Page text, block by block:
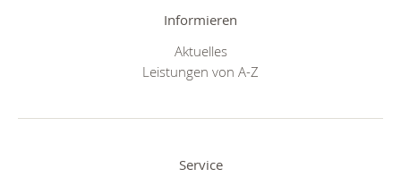
Informieren
Aktuelles
Leistungen von A-Z
Service